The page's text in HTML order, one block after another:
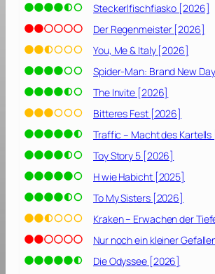
Steckerlfischfiasko [2026]
Der Regenmeister [2026]
You, Me & Italy [2026]
Spider-Man: Brand New
The Invite [2026]
Bitteres Fest [2026]
Traffic – Macht des
Toy Story 5 [2026]
H wie Habicht [2025]
To My Sisters [2026]
Kraken – Erwachen der
Nur noch ein kleiner
Die Odyssee [2026]